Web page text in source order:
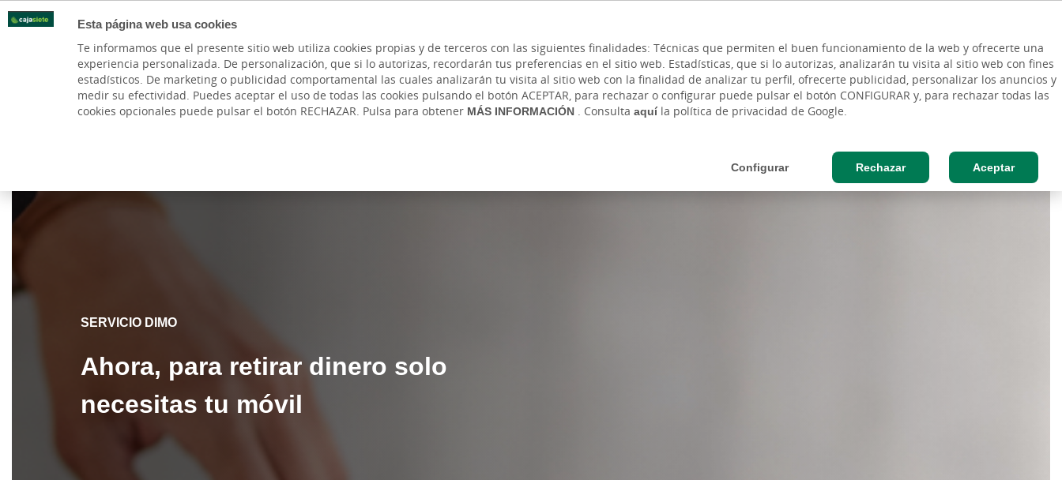
Esta página web usa cookies
Te informamos que el presente sitio web utiliza cookies propias y de terceros con las siguientes finalidades: Técnicas que permiten el buen funcionamiento de la web y ofrecerte una
experiencia personalizada. De personalización, que si lo autorizas, recordarán tus preferencias en el sitio web. Estadísticas, que si lo autorizas, analizarán tu visita al sitio web con fines
estadísticos. De marketing o publicidad comportamental las cuales analizarán tu visita al sitio web con la finalidad de analizar tu perfil, ofrecerte publicidad, personalizar los anuncios y
medir su efectividad. Puedes aceptar el uso de todas las cookies pulsando el botón ACEPTAR, para rechazar o configurar puede pulsar el botón CONFIGURAR y, para rechazar todas las
cookies opcionales puede pulsar el botón RECHAZAR. Pulsa para obtener MÁS INFORMACIÓN. Consulta aquíla política de privacidad de Google.
Configurar Rechazar Aceptar
DE
PARTICULARES BANCA PRIVADA AUTÓNOMOS Y EMPRENDEDORES EMPRESAS AGRO
SERVICIO DIMO
Ahora, para retirar dinero solo
necesitas tu móvil